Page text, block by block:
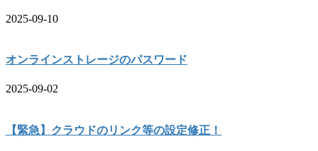
2025-09-10
オンラインストレージのパスワード
2025-09-02
【緊急】クラウドのリンク等の設定修正！